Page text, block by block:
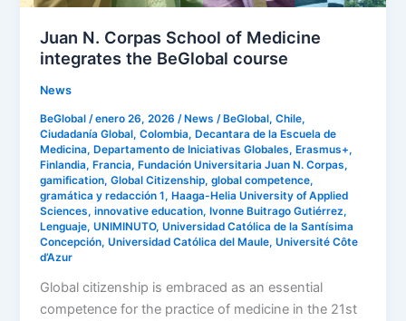
Juan N. Corpas School of Medicine
integrates the BeGlobal course
News
BeGlobal/enero 26, 2026/ News / BeGlobal,Chile,
Ciudadanía Global,Colombia, Decantara de la Escuela de
Medicina, Departamento de Iniciativas Globales, Erasmus+,
Finlandia, Francia, Fundación Universitaria Juan N. Corpas,
gamification,Global Citizenship,global competence,
gramática y redacción 1, Haaga-Helia University of Applied
Sciences,innovative education, Ivonne Buitrago Gutiérrez,
Lenguaje,UNIMINUTO,Universidad Católica de la Santísima
Concepción,Universidad Católica del Maule,Université Côte
d’Azur
Global citizenship is embraced as an essential
competence for the practice of medicine in the 21st
course